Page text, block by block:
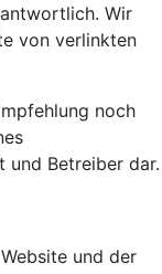
Wir
von verlinkten
noch
und Betreiber dar.
und der